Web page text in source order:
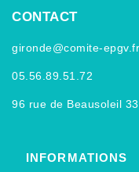
CONTACT
gironde@comite-epgv.fr
05.56.89.51.72
96 rue de Beausoleil
INFORMATIONS